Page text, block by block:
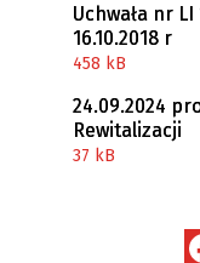
Uchwała nr LI
16.10.2018 r
458 kB
24.09.2024
Rewitalizacji
37 kB